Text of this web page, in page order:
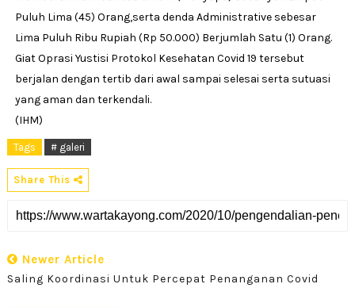
Puluh Lima (45) Orang,serta denda Administrative sebesar
Lima Puluh Ribu Rupiah (Rp 50.000) Berjumlah Satu (1) Orang.
Giat Oprasi Yustisi Protokol Kesehatan Covid 19 tersebut
berjalan dengan tertib dari awal sampai selesai serta sutuasi
yang aman dan terkendali.
(IHM)
Tags # galeri
Share This
Newer Article
Saling Koordinasi Untuk Percepat Penanganan Covid